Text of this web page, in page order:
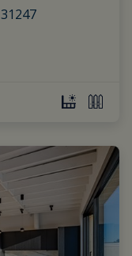
31247